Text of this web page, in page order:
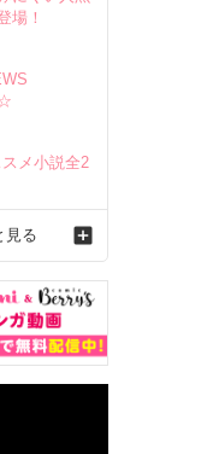
場！
スメ小説全2
見る